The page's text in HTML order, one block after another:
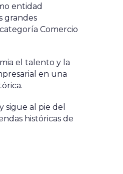
entidad
grandes
Comercio
el talento y la
en una
sigue al pie del
históricas de